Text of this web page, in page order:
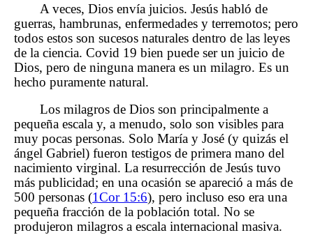
A veces, Dios envía juicios. Jesús habló de
guerras, hambrunas, enfermedades y terremotos; pero
todos estos son sucesos naturales dentro de las leyes
de la ciencia. Covid 19 bien puede ser un juicio de
Dios, pero de ninguna manera es un milagro. Es un
hecho puramente natural.
Los milagros de Dios son principalmente a
pequeña escala y, a menudo, solo son visibles para
muy pocas personas. Solo María y José (y quizás el
ángel Gabriel) fueron testigos de primera mano del
nacimiento virginal. La resurrección de Jesús tuvo
más publicidad; en una ocasión se apareció a más de
500 personas (1Cor 15:6), pero incluso eso era una
pequeña fracción de la población total. No se
produjeron milagros a escala internacional masiva.